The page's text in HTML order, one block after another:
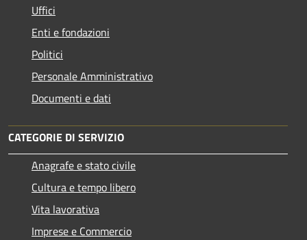
Uffici
Enti e fondazioni
Politici
Personale Amministrativo
Documenti e dati
CATEGORIE DI SERVIZIO
Anagrafe e stato civile
Cultura e tempo libero
Vita lavorativa
Imprese e Commercio